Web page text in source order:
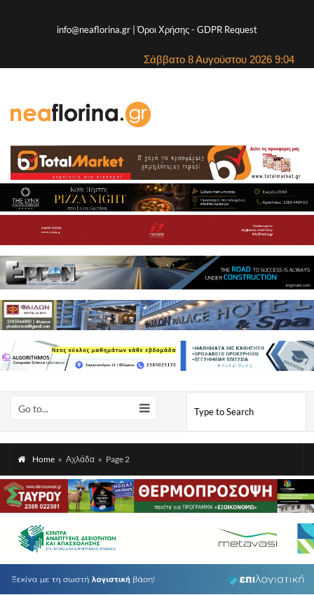
info@neaflorina.gr |Όροι Χρήσης- GDPR Request
Σάββατο 8 Αυγούστου 2026 9:04
Go to...
Home » Αχλάδα » Page 2